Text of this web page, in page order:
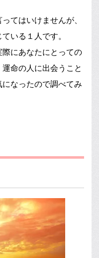
てはいけませんが、
いる１人です。
にあなたにとっての
命の人に出会うこと
なったので調べてみ